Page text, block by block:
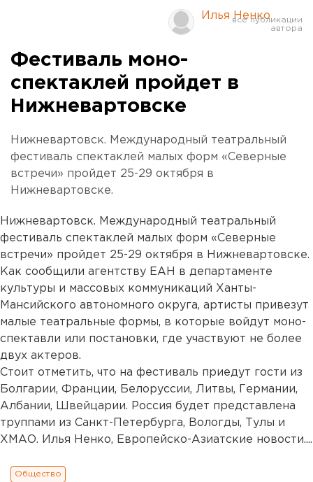
Илья Ненко
Фестиваль моно-
спектаклей пройдет в
Нижневартовске
Нижневартовск. Международный театральный
фестиваль спектаклей малых форм «Северные
встречи» пройдет 25-29 октября в
Нижневартовске.
Нижневартовск. Международный театральный
фестиваль спектаклей малых форм «Северные
встречи» пройдет 25-29 октября в Нижневартовске.
Как сообщили агентству ЕАН в департаменте
культуры и массовых коммуникаций Ханты-
Мансийского автономного округа, артисты привезут
малые театральные формы, в которые войдут моно-
спектавли или постановки, где участвуют не более
двух актеров.
Стоит отметить, что на фестиваль приедут гости из
Болгарии, Франции, Белоруссии, Литвы, Германии,
Албании, Швейцарии. Россия будет представлена
труппами из Санкт-Петербурга, Вологды, Тулы и
ХМАО. Илья Ненко, Европейско-Азиатские новости....
Общество